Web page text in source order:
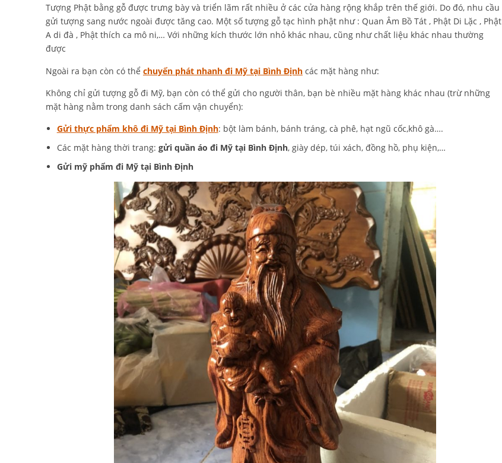
Tượng Phật bằng gỗ được trưng bày và triển lãm rất nhiều ở các cửa hàng rộng khắp trên thế giới. Do đó, nhu cầu
gửi tượng sang nước ngoài được tăng cao. Một số tượng gỗ tạc hình phật như : Quan Âm Bồ Tát , Phật Di Lặc , Phật
A di đà , Phật thích ca mô ni,… Với những kích thước lớn nhỏ khác nhau, cũng như chất liệu khác nhau thường
được
Ngoài ra bạn còn có thể chuyển phát nhanh đi Mỹ tại Bình Định các mặt hàng như:
Không chỉ gửi tượng gỗ đi Mỹ, bạn còn có thể gửi cho người thân, bạn bè nhiều mặt hàng khác nhau (trừ những
mặt hàng nằm trong danh sách cấm vận chuyển):
Gửi thực phẩm khô đi Mỹ tại Bình Định: bột làm bánh, bánh tráng, cà phê, hạt ngũ cốc,khô gà….
Các mặt hàng thời trang: gửi quần áo đi Mỹ tại Bình Định, giày dép, túi xách, đồng hồ, phụ kiện,…
Gửi mỹ phẩm đi Mỹ tại Bình Định